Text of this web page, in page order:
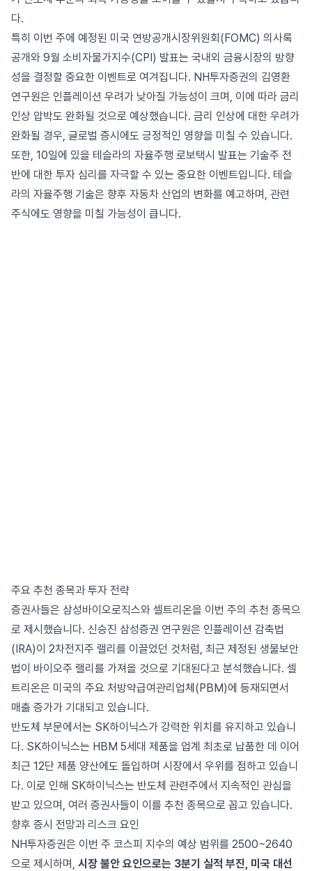
다.
특히 이번 주에 예정된 미국 연방공개시장위원회(FOMC) 의사록
공개와 9월 소비자물가지수(CPI) 발표는 국내외 금융시장의 방향
성을 결정할 중요한 이벤트로 여겨집니다. NH투자증권의 김영환
연구원은 인플레이션 우려가 낮아질 가능성이 크며, 이에 따라 금리
인상 압박도 완화될 것으로 예상했습니다. 금리 인상에 대한 우려가
완화될 경우, 글로벌 증시에도 긍정적인 영향을 미칠 수 있습니다.
또한, 10일에 있을 테슬라의 자율주행 로보택시 발표는 기술주 전
반에 대한 투자 심리를 자극할 수 있는 중요한 이벤트입니다. 테슬
라의 자율주행 기술은 향후 자동차 산업의 변화를 예고하며, 관련
주식에도 영향을 미칠 가능성이 큽니다.
주요 추천 종목과 투자 전략
증권사들은 삼성바이오로직스와 셀트리온을 이번 주의 추천 종목으
로 제시했습니다. 신승진 삼성증권 연구원은 인플레이션 감축법
(IRA)이 2차전지주 랠리를 이끌었던 것처럼, 최근 제정된 생물보안
법이 바이오주 랠리를 가져올 것으로 기대된다고 분석했습니다. 셀
트리온은 미국의 주요 처방약급여관리업체(PBM)에 등재되면서
매출 증가가 기대되고 있습니다.
반도체 부문에서는 SK하이닉스가 강력한 위치를 유지하고 있습니
다. SK하이닉스는 HBM 5세대 제품을 업계 최초로 납품한 데 이어
최근 12단 제품 양산에도 돌입하며 시장에서 우위를 점하고 있습니
다. 이로 인해 SK하이닉스는 반도체 관련주에서 지속적인 관심을
받고 있으며, 여러 증권사들이 이를 추천 종목으로 꼽고 있습니다.
향후 증시 전망과 리스크 요인
NH투자증권은 이번 주 코스피 지수의 예상 범위를 2500~2640
으로 제시하며, 시장 불안 요인으로는 3분기 실적 부진, 미국 대선